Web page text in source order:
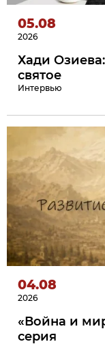
05.08
2026
Хади
святое
Интервью
04.08
2026
«Война и
серия